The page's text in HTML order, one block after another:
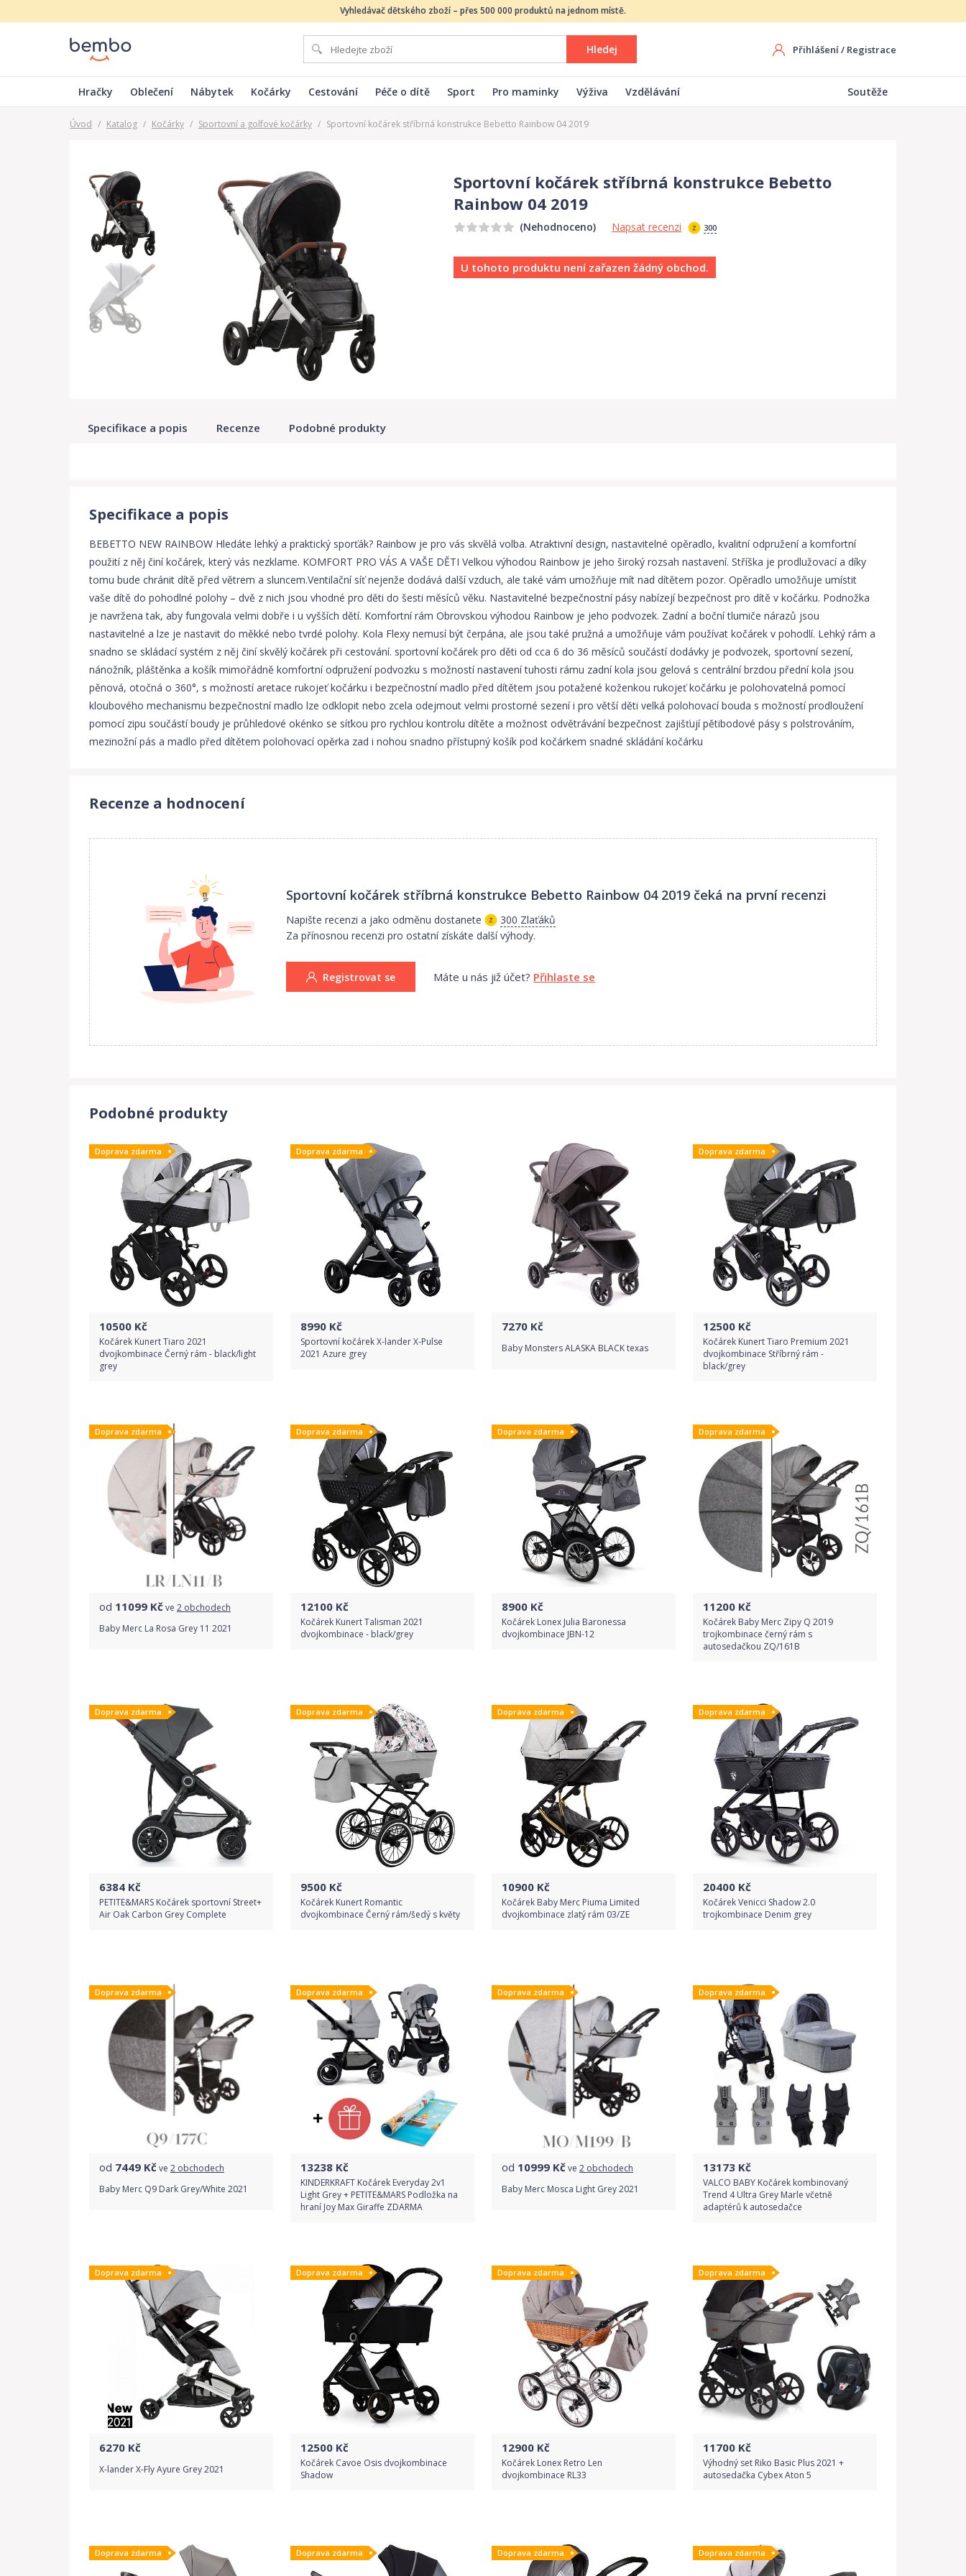
Vyhledávač dětského zboží – přes 500 000 produktů na jednom místě.
Hledej Přihlášení/ Registrace
Hračky Oblečení Nábytek Kočárky Cestování Péče o dítě Sport Pro maminky Výživa Vzdělávání Soutěže
Úvod / Katalog / Kočárky / Sportovní a golfové kočárky / Sportovní kočárek stříbrná konstrukce Bebetto Rainbow 04 2019
Sportovní kočárek stříbrná konstrukce Bebetto
Rainbow 04 2019
(Nehodnoceno) Napsat recenzi 300
U tohoto produktu není zařazen žádný obchod.
Specifikace a popis Recenze Podobné produkty
Specifikace a popis
BEBETTO NEW RAINBOW Hledáte lehký a praktický sporťák? Rainbow je pro vás skvělá volba. Atraktivní design, nastavitelné opěradlo, kvalitní odpružení a komfortní
použití z něj činí kočárek, který vás nezklame. KOMFORT PRO VÁS A VAŠE DĚTI Velkou výhodou Rainbow je jeho široký rozsah nastavení. Stříška je prodlužovací a díky
tomu bude chránit dítě před větrem a sluncem.Ventilační síť nejenže dodává další vzduch, ale také vám umožňuje mít nad dítětem pozor. Opěradlo umožňuje umístit
vaše dítě do pohodlné polohy – dvě z nich jsou vhodné pro děti do šesti měsíců věku. Nastavitelné bezpečnostní pásy nabízejí bezpečnost pro dítě v kočárku. Podnožka
je navržena tak, aby fungovala velmi dobře i u vyšších dětí. Komfortní rám Obrovskou výhodou Rainbow je jeho podvozek. Zadní a boční tlumiče nárazů jsou
nastavitelné a lze je nastavit do měkké nebo tvrdé polohy. Kola Flexy nemusí být čerpána, ale jsou také pružná a umožňuje vám používat kočárek v pohodlí. Lehký rám a
snadno se skládací systém z něj činí skvělý kočárek při cestování. sportovní kočárek pro děti od cca 6 do 36 měsíců součástí dodávky je podvozek, sportovní sezení,
nánožník, pláštěnka a košík mimořádně komfortní odpružení podvozku s možností nastavení tuhosti rámu zadní kola jsou gelová s centrální brzdou přední kola jsou
pěnová, otočná o 360°, s možností aretace rukojeť kočárku i bezpečnostní madlo před dítětem jsou potažené koženkou rukojeť kočárku je polohovatelná pomocí
kloubového mechanismu bezpečnostní madlo lze odklopit nebo zcela odejmout velmi prostorné sezení i pro větší děti velká polohovací bouda s možností prodloužení
pomocí zipu součástí boudy je průhledové okénko se síťkou pro rychlou kontrolu dítěte a možnost odvětrávání bezpečnost zajišťují pětibodové pásy s polstrováním,
mezinožní pás a madlo před dítětem polohovací opěrka zad i nohou snadno přístupný košík pod kočárkem snadné skládání kočárku
Recenze a hodnocení
Sportovní kočárek stříbrná konstrukce Bebetto Rainbow 04 2019 čeká na první recenzi
Napište recenzi a jako odměnu dostanete
300 Zlaťáků
Za přínosnou recenzi pro ostatní získáte další výhody.
Registrovat se Máte u nás již účet? Přihlaste se
Podobné produkty
Doprava zdarma
10500 Kč
Kočárek Kunert Tiaro 2021
dvojkombinace Černý rám - black/light
grey
Detail produktu
Doprava zdarma
8990 Kč
Sportovní kočárek X-lander X-Pulse
2021 Azure grey
Detail produktu
7270 Kč
Baby Monsters ALASKA BLACK texas
Detail produktu
Doprava zdarma
12500 Kč
Kočárek Kunert Tiaro Premium 2021
dvojkombinace Stříbrný rám -
black/grey
Detail produktu
Doprava zdarma
od 11099 Kčve 2 obchodech
Baby Merc La Rosa Grey 11 2021
Doprava zdarma
12100 Kč
Kočárek Kunert Talisman 2021
dvojkombinace - black/grey
Detail produktu
Doprava zdarma
8900 Kč
Kočárek Lonex Julia Baronessa
dvojkombinace JBN-12
Detail produktu
Doprava zdarma
11200 Kč
Kočárek Baby Merc Zipy Q 2019
trojkombinace černý rám s
autosedačkou ZQ/161B
Detail produktu
Doprava zdarma
6384 Kč
PETITE&MARS Kočárek sportovní Street+
Air Oak Carbon Grey Complete
Detail produktu
Doprava zdarma
9500 Kč
Kočárek Kunert Romantic
dvojkombinace Černý rám/šedý s květy
Detail produktu
Doprava zdarma
10900 Kč
Kočárek Baby Merc Piuma Limited
dvojkombinace zlatý rám 03/ZE
Detail produktu
Doprava zdarma
20400 Kč
Kočárek Venicci Shadow 2.0
trojkombinace Denim grey
Detail produktu
Doprava zdarma
od 7449 Kčve 2 obchodech
Baby Merc Q9 Dark Grey/White 2021
Doprava zdarma
13238 Kč
KINDERKRAFT Kočárek Everyday 2v1
Light Grey + PETITE&MARS Podložka na
hraní Joy Max Giraffe ZDARMA
Detail produktu
Doprava zdarma
od 10999 Kčve 2 obchodech
Baby Merc Mosca Light Grey 2021
Doprava zdarma
13173 Kč
VALCO BABY Kočárek kombinovaný
Trend 4 Ultra Grey Marle včetně
adaptérů k autosedačce
Detail produktu
Doprava zdarma
6270 Kč
X-lander X-Fly Ayure Grey 2021
Detail produktu
Doprava zdarma
12500 Kč
Kočárek Cavoe Osis dvojkombinace
Shadow
Detail produktu
Doprava zdarma
12900 Kč
Kočárek Lonex Retro Len
dvojkombinace RL33
Detail produktu
Doprava zdarma
11700 Kč
Výhodný set Riko Basic Plus 2021 +
autosedačka Cybex Aton 5
Detail produktu
Doprava zdarma Doprava zdarma Doprava zdarma Doprava zdarma